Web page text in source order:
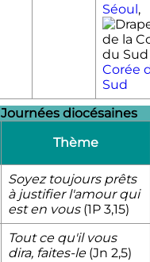
Séoul,
Corée
Sud
Journées diocésaines
Thème
Soyez toujours prêts
à justifier l'amour qui
est en vous(1P 3,15)
Tout ce qu'il vous
dira, faites-le(Jn 2,5)